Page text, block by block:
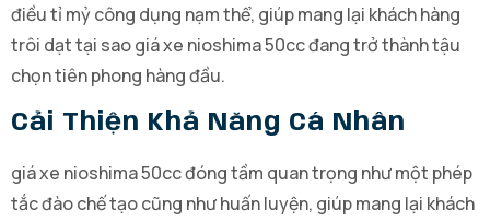
điều tỉ mỷ công dụng nạm thể, giúp mang lại khách hàng
trôi dạt tại sao giá xe nioshima 50cc đang trở thành tậu
chọn tiên phong hàng đầu.
Cải Thiện Khả Năng Cá Nhân
giá xe nioshima 50cc đóng tầm quan trọng như một phép
tắc đào chế tạo cũng như huấn luyện, giúp mang lại khách